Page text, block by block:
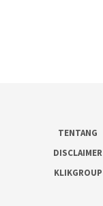
TENTANG
DISCLAIMER
KLIKGROUP